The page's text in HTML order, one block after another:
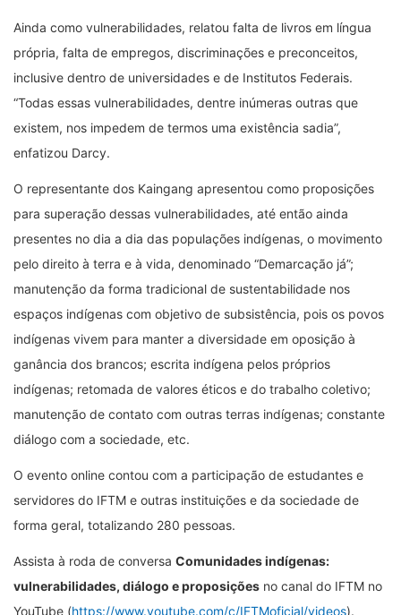
Ainda como vulnerabilidades, relatou falta de livros em língua
própria, falta de empregos, discriminações e preconceitos,
inclusive dentro de universidades e de Institutos Federais.
“Todas essas vulnerabilidades, dentre inúmeras outras que
existem, nos impedem de termos uma existência sadia”,
enfatizou Darcy.
O representante dos Kaingang apresentou como proposições
para superação dessas vulnerabilidades, até então ainda
presentes no dia a dia das populações indígenas, o movimento
pelo direito à terra e à vida, denominado “Demarcação já”;
manutenção da forma tradicional de sustentabilidade nos
espaços indígenas com objetivo de subsistência, pois os povos
indígenas vivem para manter a diversidade em oposição à
ganância dos brancos; escrita indígena pelos próprios
indígenas; retomada de valores éticos e do trabalho coletivo;
manutenção de contato com outras terras indígenas; constante
diálogo com a sociedade, etc.
O evento online contou com a participação de estudantes e
servidores do IFTM e outras instituições e da sociedade de
forma geral, totalizando 280 pessoas.
Assista à roda de conversa Comunidadesindígenas:
vulnerabilidades, diálogo eproposições no canal do IFTM no
YouTube (https://www.youtube.com/c/IFTMoficial/videos).